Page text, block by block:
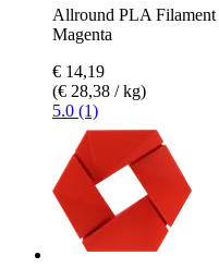
Allround PLA Filament
Magenta
€ 14,19
(€ 28,38 / kg)
5.0 (1)